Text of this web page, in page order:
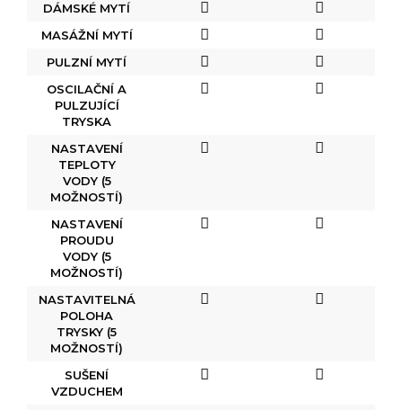
DÁMSKÉ MYTÍ
MASÁŽNÍ MYTÍ
PULZNÍ MYTÍ
OSCILAČNÍ A
PULZUJÍCÍ
TRYSKA
NASTAVENÍ
TEPLOTY
VODY (5
MOŽNOSTÍ)
NASTAVENÍ
PROUDU
VODY (5
MOŽNOSTÍ)
NASTAVITELNÁ
POLOHA
TRYSKY (5
MOŽNOSTÍ)
SUŠENÍ
VZDUCHEM